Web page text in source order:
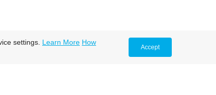
settings. Learn More How
Accept